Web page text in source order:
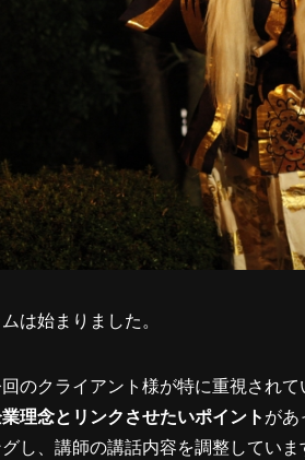
は始まりました。
のクライアント様が特に重視され
理念とリンクさせたいポイントが
し、講師の講話内容を調整していま